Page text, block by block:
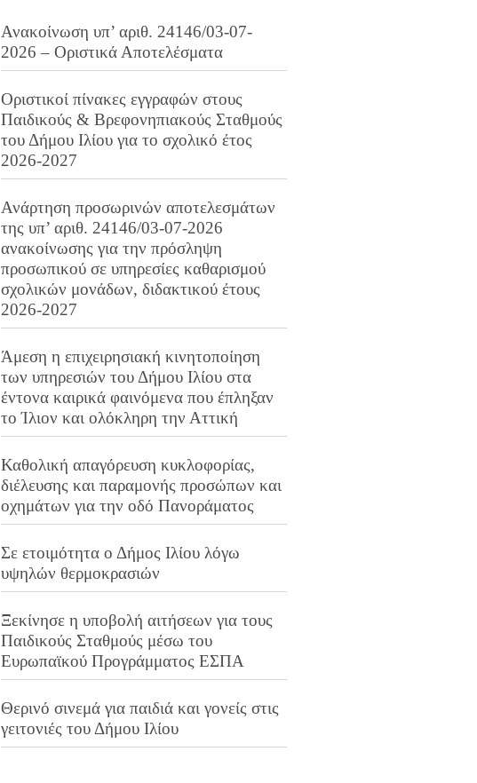
Ανακοίνωση υπ’ αριθ. 24146/03-07-
2026 – Οριστικά Αποτελέσματα
Οριστικοί πίνακες εγγραφών στους
Παιδικούς & Βρεφονηπιακούς Σταθμούς
του Δήμου Ιλίου για το σχολικό έτος
2026-2027
Ανάρτηση προσωρινών αποτελεσμάτων
της υπ’ αριθ. 24146/03-07-2026
ανακοίνωσης για την πρόσληψη
προσωπικού σε υπηρεσίες καθαρισμού
σχολικών μονάδων, διδακτικού έτους
2026-2027
Άμεση η επιχειρησιακή κινητοποίηση
των υπηρεσιών του Δήμου Ιλίου στα
έντονα καιρικά φαινόμενα που έπληξαν
το Ίλιον και ολόκληρη την Αττική
Καθολική απαγόρευση κυκλοφορίας,
διέλευσης και παραμονής προσώπων και
οχημάτων για την οδό Πανοράματος
Σε ετοιμότητα ο Δήμος Ιλίου λόγω
υψηλών θερμοκρασιών
Ξεκίνησε η υποβολή αιτήσεων για τους
Παιδικούς Σταθμούς μέσω του
Ευρωπαϊκού Προγράμματος ΕΣΠΑ
Θερινό σινεμά για παιδιά και γονείς στις
γειτονιές του Δήμου Ιλίου